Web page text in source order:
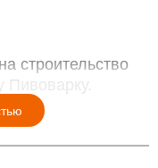
строительство